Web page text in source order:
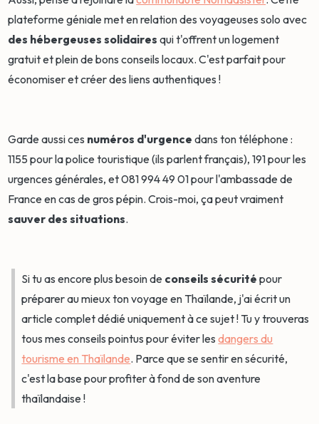
plateforme géniale met en relation des voyageuses solo avec
des hébergeuses solidaires qui t'offrent un logement
gratuit et plein de bons conseils locaux. C'est parfait pour
économiser et créer des liens authentiques !
Garde aussi ces numéros d'urgence dans ton téléphone :
1155 pour la police touristique (ils parlent français), 191 pour les
urgences générales, et 081 994 49 01 pour l'ambassade de
France en cas de gros pépin. Crois-moi, ça peut vraiment
sauver des situations.
Si tu as encore plus besoin de conseils sécurité pour
préparer au mieux ton voyage en Thaïlande, j'ai écrit un
article complet dédié uniquement à ce sujet ! Tu y trouveras
tous mes conseils pointus pour éviter lesdangers du
tourisme en Thaïlande. Parce que se sentir en sécurité,
c'est la base pour profiter à fond de son aventure
thaïlandaise !